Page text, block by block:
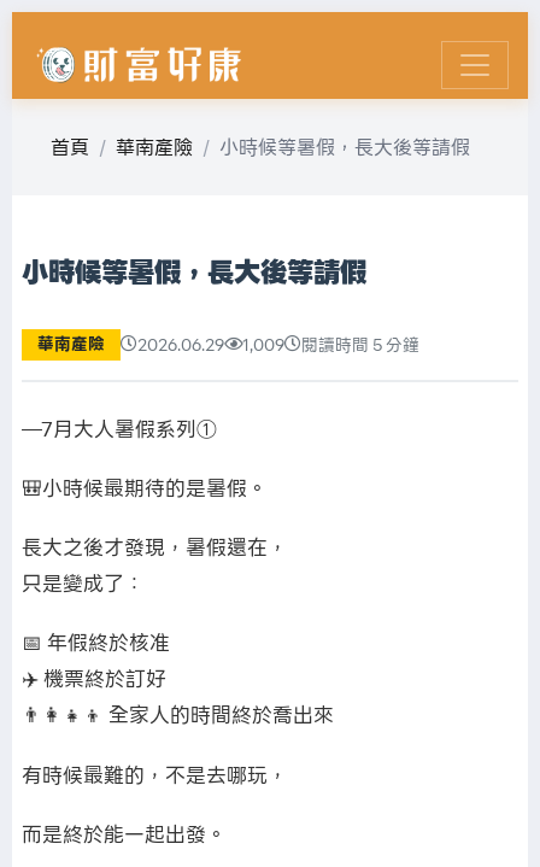
首頁 華南產險 小時候等暑假，長大後等請假
小時候等暑假，長大後等請假
華南產險 2026.06.29 1,009 閱讀時間 5 分鐘
—7月大人暑假系列①
🎒小時候最期待的是暑假。
長大之後才發現，暑假還在，
只是變成了：
📅 年假終於核准
✈️ 機票終於訂好
👨‍👩‍👧‍👦 全家人的時間終於喬出來
有時候最難的，不是去哪玩，
而是終於能一起出發。